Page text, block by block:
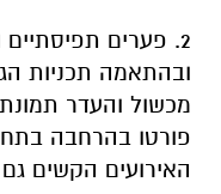
2. פערים
ובהתאמה תכניות
מכשול והעדר
פורטו בהרחבה
האירועים הקשים